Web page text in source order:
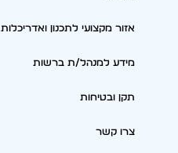
אזור מקצועי לתכנון ואדריכלות
מידע למנהל/ת ברשות
תקן ובטיחות
צרו קשר